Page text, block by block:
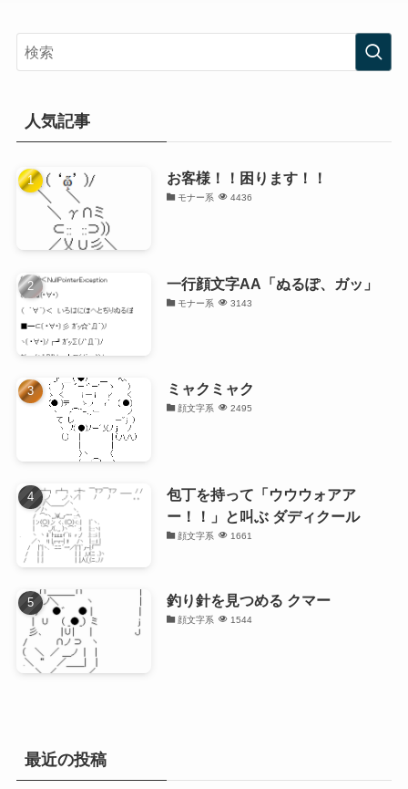
人気記事
お客様！！困ります！！
モナー系 4436
一行顔文字AA「ぬるぽ、ガッ」
モナー系 3143
ミャクミャク
顔文字系 2495
包丁を持って「ウウウォアア
ー！！」と叫ぶ ダディクール
顔文字系 1661
釣り針を見つめる クマー
顔文字系 1544
最近の投稿